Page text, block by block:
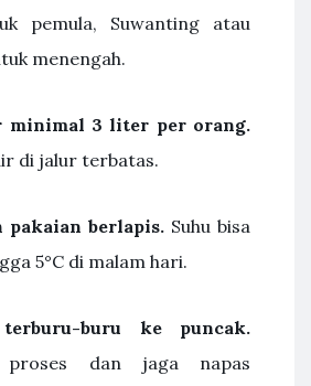
pemula, Suwanting atau
menengah.
minimal 3 liter per orang.
di jalur terbatas.
pakaian berlapis. Suhu bisa
5°C di malam hari.
buru ke puncak.
proses dan jaga napas